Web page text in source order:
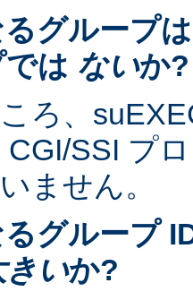
グループ
は ないか?
ろ、
CGI/SSI プ
ません。
グループ
きいか?